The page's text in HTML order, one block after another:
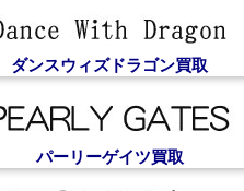
ダンスウィズドラゴン買取
パーリーゲイツ買取